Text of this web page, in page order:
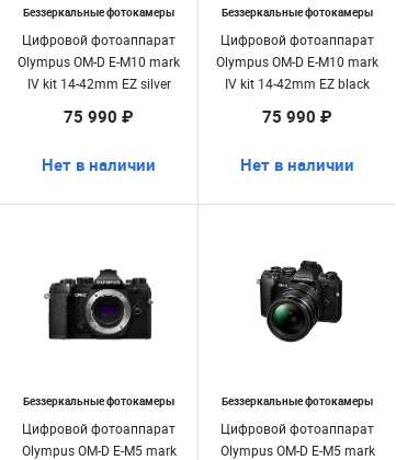
Беззеркальные фотокамеры
Цифровой фотоаппарат
Olympus OM-D E-M10 mark
IV kit 14-42mm EZ silver
75 990 ₽
Нет в наличии
Беззеркальные фотокамеры
Цифровой фотоаппарат
Olympus OM-D E-M10 mark
IV kit 14-42mm EZ black
75 990 ₽
Нет в наличии
Беззеркальные фотокамеры
Цифровой фотоаппарат
Olympus OM-D E-M5 mark
Беззеркальные фотокамеры
Цифровой фотоаппарат
Olympus OM-D E-M5 mark